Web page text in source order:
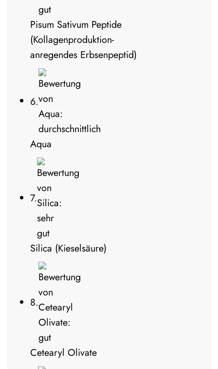
Pisum Sativum Peptide
(Kollagenproduktion-
anregendes Erbsenpeptid)
6.
Aqua
7.
Silica (Kieselsäure)
8.
Cetearyl Olivate